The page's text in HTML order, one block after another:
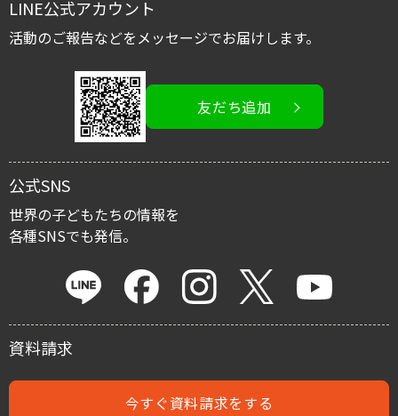
国内子ども支援募金
活動を伝える/広める
イベント情報
寄付金控除
マイルストーン・プロジェクト
スタッフブログ
LINE公式アカウント
活動のご報告などをメッセージでお届けします。
友だち追加
公式SNS
世界の子どもたちの情報を
各種SNSでも発信。
資料請求
今すぐ資料請求をする